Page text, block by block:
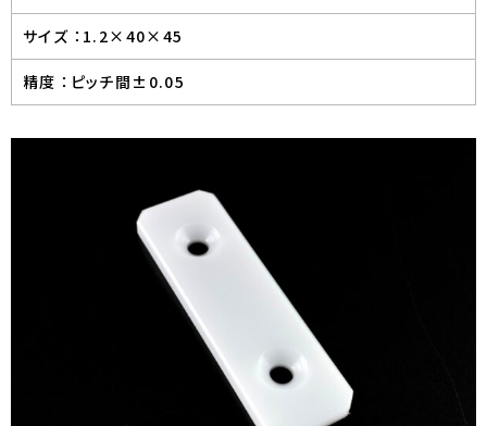
サイズ ： 1.2×40×45
精度 ： ピッチ間±0.05